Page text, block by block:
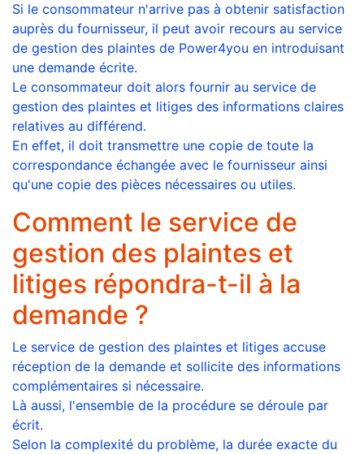
Si le consommateur n'arrive pas à obtenir satisfaction
auprès du fournisseur, il peut avoir recours au service
de gestion des plaintes de Power4you en introduisant
une demande écrite.
Le consommateur doit alors fournir au service de
gestion des plaintes et litiges des informations claires
relatives au différend.
En effet, il doit transmettre une copie de toute la
correspondance échangée avec le fournisseur ainsi
qu'une copie des pièces nécessaires ou utiles.
Comment le service de
gestion des plaintes et
litiges répondra-t-il à la
demande ?
Le service de gestion des plaintes et litiges accuse
réception de la demande et sollicite des informations
complémentaires si nécessaire.
Là aussi, l'ensemble de la procédure se déroule par
écrit.
Selon la complexité du problème, la durée exacte du